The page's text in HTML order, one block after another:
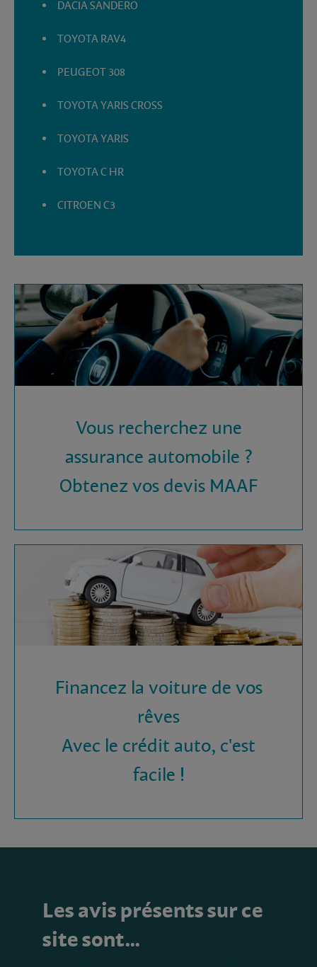
DACIA SANDERO
TOYOTA RAV4
PEUGEOT 308
TOYOTA YARIS CROSS
TOYOTA YARIS
TOYOTA C HR
CITROEN C3
Vous recherchez une
assurance automobile ?
Obtenez vos devis MAAF
Financez la voiture de vos
rêves
Avec le crédit auto, c'est
facile !
Les avis présents sur ce
site sont…